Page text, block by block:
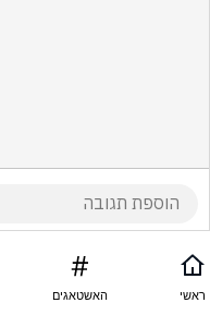
ראשי האשטאגים